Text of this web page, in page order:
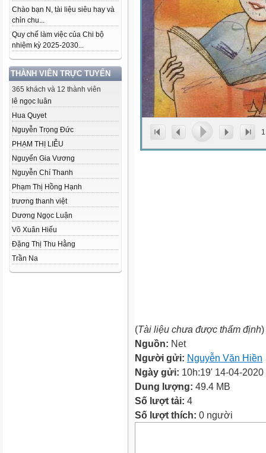
Chào bạn N, tài liệu siêu hay và
chỉn chu...
Quy chế làm việc của Chi bộ
nhiệm kỳ 2025-2030...
THÀNH VIÊN TRỰC TUYẾN
365 khách và 12 thành viên
lê ngọc luân
Hua Quyet
Nguyễn Trọng Đức
PHẠM THỊ LIỄU
Nguyển Gia Vương
Nguyễn Chí Thanh
Phạm Thị Hồng Hạnh
trương thanh việt
Dương Ngọc Luận
Võ Xuân Hiếu
Đặng Thị Thu Hằng
Trần Na
1
(Tài liệu chưa được thẩm định)
Nguồn: Net
Người gửi: Nguyễn Văn Hiền
Ngày gửi: 10h:19' 14-04-2020
Dung lượng: 49.4 MB
Số lượt tải: 4
Số lượt thích: 0 người